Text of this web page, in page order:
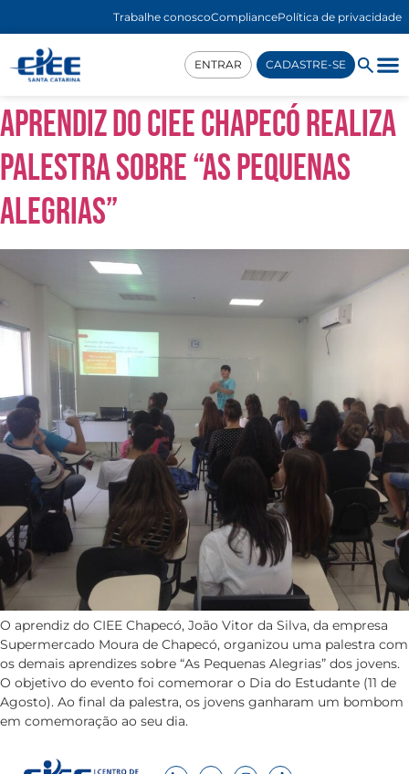
Trabalhe conoscoCompliancePolítica de privacidade
ENTRAR CADASTRE-SE
Aprendiz do CIEE Chapecó realiza
palestra sobre “As Pequenas
Alegrias”
O aprendiz do CIEE Chapecó, João Vitor da Silva, da empresa
Supermercado Moura de Chapecó, organizou uma palestra com
os demais aprendizes sobre “As Pequenas Alegrias” dos jovens.
O objetivo do evento foi comemorar o Dia do Estudante (11 de
Agosto). Ao final da palestra, os jovens ganharam um bombom
em comemoração ao seu dia.